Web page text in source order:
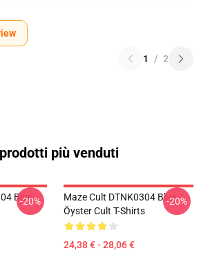
1 / 2
più venduti
Blue
-20%
Maze Cult DTNK0304 Blue
Öyster Cult T-Shirts
24,38 € - 28,06 €
-20%